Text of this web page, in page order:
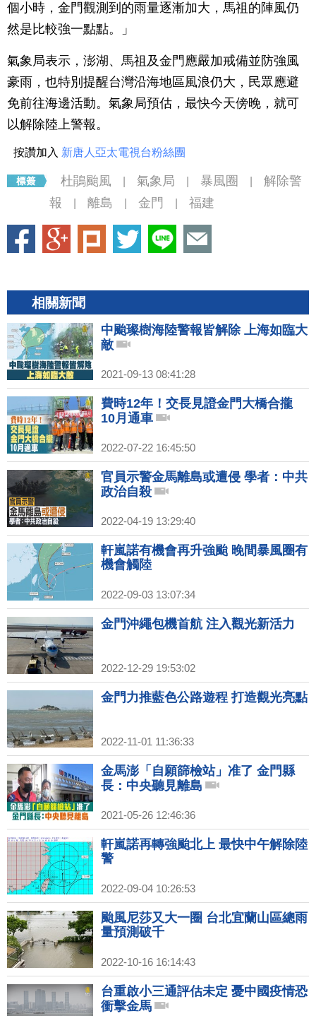
個小時，金門觀測到的雨量逐漸加大，馬祖的陣風仍
然是比較強一點點。」
氣象局表示，澎湖、馬祖及金門應嚴加戒備並防強風
豪雨，也特別提醒台灣沿海地區風浪仍大，民眾應避
免前往海邊活動。氣象局預估，最快今天傍晚，就可
以解除陸上警報。
按讚加入 新唐人亞太電視台粉絲團
杜鵑颱風 氣象局 暴風圈
解除警
報
離島 金門 福建
相關新聞
中颱璨樹海陸警報皆解除 上海如臨大
敵
2021-09-13 08:41:28
費時12年！交長見證金門大橋合攏
10月通車
2022-07-22 16:45:50
官員示警金馬離島或遭侵 學者：中共
政治自殺
2022-04-19 13:29:40
軒嵐諾有機會再升強颱 晚間暴風圈有
機會觸陸
2022-09-03 13:07:34
金門沖繩包機首航 注入觀光新活力
2022-12-29 19:53:02
金門力推藍色公路遊程 打造觀光亮點
2022-11-01 11:36:33
金馬澎「自願篩檢站」准了 金門縣
長：中央聽見離島
2021-05-26 12:46:36
軒嵐諾再轉強颱北上 最快中午解除陸
警
2022-09-04 10:26:53
颱風尼莎又大一圈 台北宜蘭山區總雨
量預測破千
2022-10-16 16:14:43
台重啟小三通評估未定 憂中國疫情恐
衝擊金馬